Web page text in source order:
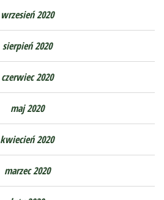
wrzesień 2020
sierpień 2020
czerwiec 2020
maj 2020
kwiecień 2020
marzec 2020